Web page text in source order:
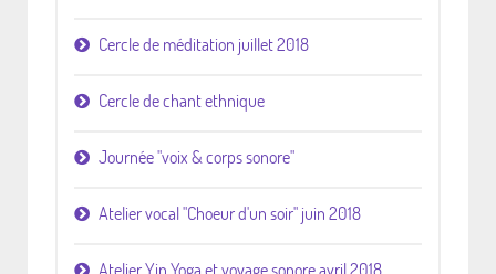
Cercle de méditation juillet 2018
Cercle de chant ethnique
Journée "voix & corps sonore"
Atelier vocal "Choeur d'un soir" juin 2018
Atelier Yin Yoga et voyage sonore avril 2018